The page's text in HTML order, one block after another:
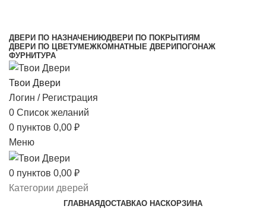
ДВЕРИ ПО НАЗНАЧЕНИЮДВЕРИ ПО ПОКРЫТИЯМ
ДВЕРИ ПО ЦВЕТУМЕЖКОМНАТНЫЕ ДВЕРИ ПОГОНАЖ
ФУРНИТУРА
Твои Двери
Логин / Регистрация
0 Список желаний
0 пунктов 0,00 ₽
Меню
0 пунктов 0,00 ₽
Категории дверей
ГЛАВНАЯДОСТАВКАО НАСКОРЗИНА